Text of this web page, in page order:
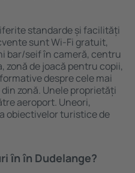
standarde și facilități
sunt Wi-Fi gratuit,
bar/seif în cameră, centru
zonă de joacă pentru copii,
despre cele mai
zonă. Unele proprietăți
aeroport. Uneori,
obiectivelor turistice de
ȋn în Dudelange?